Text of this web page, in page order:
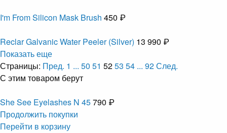
I'm From Silicon Mask Brush 450 ₽
Reclar Galvanic Water Peeler (Silver) 13 990 ₽
Показать еще
Страницы: Пред. 1 ... 50 51 5253 54 ... 92След.
С этим товаром берут
She See Eyelashes N 45790 ₽
Продолжить покупки
Перейти в корзину